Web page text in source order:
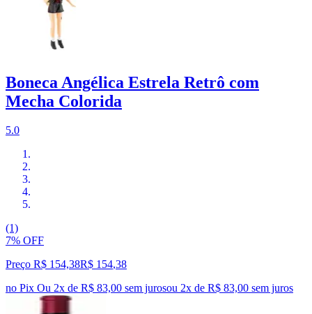
Boneca Angélica Estrela Retrô com
Mecha Colorida
5.0
(1)
7% OFF
Preço R$ 154,38R$ 154,38
no Pix Ou 2x de R$ 83,00 sem jurosou 2x de R$ 83,00 sem juros